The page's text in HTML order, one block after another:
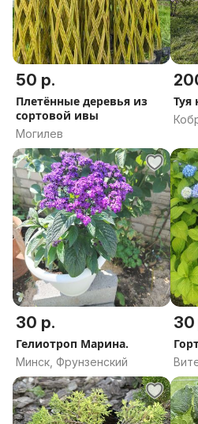
50 р.
Плетённые деревья из
сортовой ивы
Могилев
Туя
30 р.
Гелиотроп Марина.
Минск, Фрунзенский
30